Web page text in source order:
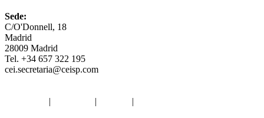
Sede:
C/O'Donnell, 18
Madrid
28009 Madrid
Tel. +34 657 322 195
cei.secretaria@ceisp.com
| | |